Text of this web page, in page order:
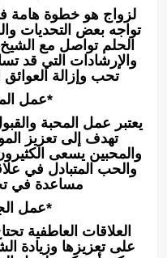
لزواج هو خطوة هامة
تواجه بعض التحديات
الحلم تواصل مع
والإرشادات التي قد
تحب وإزالة
*عمل
يعتبر عمل المحبة
تهدف إلى تعزيز
والمحبين يسعى
والحب المتبادل في
مساعدة في
*عمل
العلاقات العاطفية
على تعزيزها وزيادة